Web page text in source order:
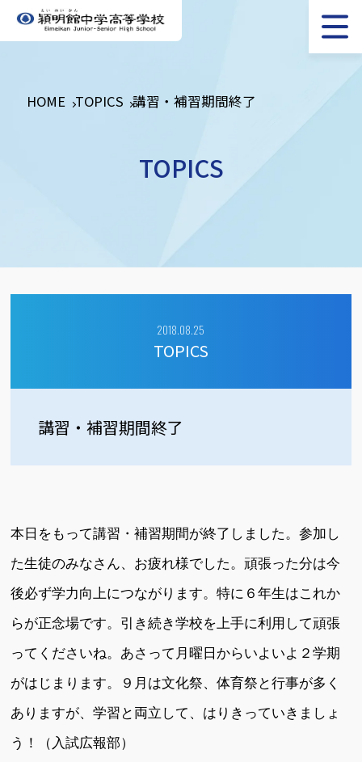
HOME TOPICS 講習・補習期間終了
TOPICS
2018.08.25
TOPICS
講習・補習期間終了
本日をもって講習・補習期間が終了しました。参加し
た生徒のみなさん、お疲れ様でした。頑張った分は今
後必ず学力向上につながります。特に６年生はこれか
らが正念場です。引き続き学校を上手に利用して頑張
ってくださいね。あさって月曜日からいよいよ２学期
がはじまります。９月は文化祭、体育祭と行事が多く
ありますが、学習と両立して、はりきっていきましょ
う！（入試広報部）